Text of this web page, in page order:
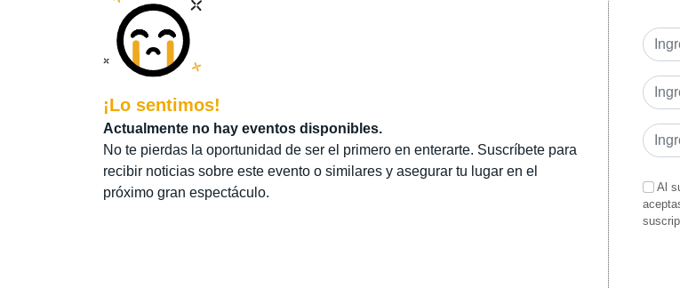
¡Lo sentimos!
Actualmente no hay eventos disponibles.
No te pierdas la oportunidad de ser el primero en enterarte. Suscríbete para
recibir noticias sobre este evento o similares y asegurar tu lugar en el
próximo gran espectáculo.
Al